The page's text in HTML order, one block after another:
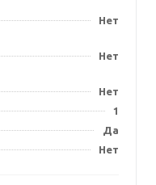
Нет
Нет
Нет
1
Да
Нет